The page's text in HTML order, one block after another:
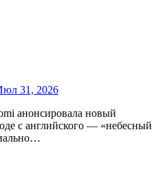
31, 2026
с английского — «небесный